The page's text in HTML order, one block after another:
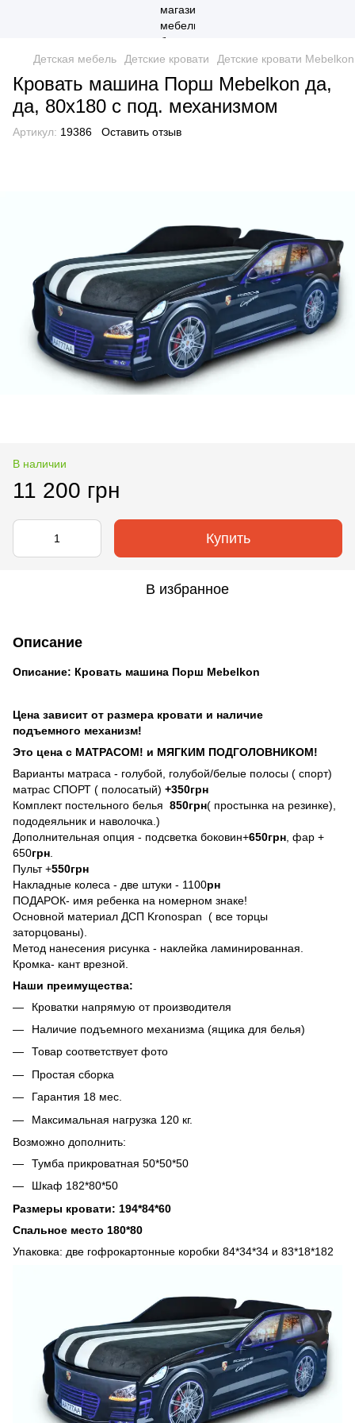
Детская мебель Детские кровати Детские кровати Mebelkon
Кровать машина Порш Mebelkon да,
да, 80х180 с под. механизмом
Артикул: 19386 Оставить отзыв
В наличии
11 200 грн
Купить
В избранное
Описание
Описание: Кровать машина Порш Mebelkon
Цена зависит от размера кровати и наличие
подъемного механизм!
Это цена с МАТРАСОМ! и МЯГКИМ ПОДГОЛОВНИКОМ!
Варианты матраса - голубой, голубой/белые полосы ( спорт)
матрас СПОРТ ( полосатый) +350грн
Комплект постельного белья 850грн( простынка на резинке),
пододеяльник и наволочка.)
Дополнительная опция - подсветка боковин+650грн , фар +
650грн
Пульт +550грн
Накладные колеса - две штуки - 1100рн
ПОДАРОК- имя ребенка на номерном знаке!
Основной материал ДСП Kronospan ( все торцы
заторцованы).
Метод нанесения рисунка - наклейка ламинированная.
Кромка- кант врезной.
Наши преимущества:
Кроватки напрямую от производителя
Наличие подъемного механизма (ящика для белья)
Товар соответствует фото
Простая сборка
Гарантия 18 мес.
Максимальная нагрузка 120 кг.
Возможно дополнить:
Тумба прикроватная 50*50*50
Шкаф 182*80*50
Размеры кровати: 194*84*60
Спальное место 180*80
Упаковка: две гофрокартонные коробки 84*34*34 и 83*18*182